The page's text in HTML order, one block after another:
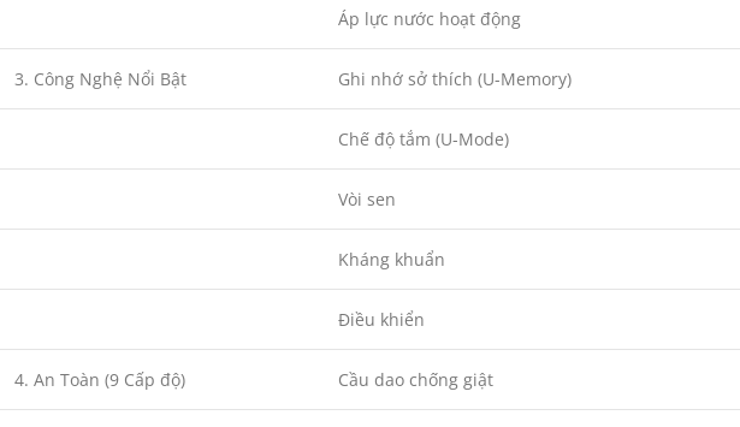
Áp lực nước hoạt động
3. Công Nghệ Nổi Bật Ghi nhớ sở thích (U-Memory)
Chế độ tắm (U-Mode)
Vòi sen
Kháng khuẩn
Điều khiển
4. An Toàn (9 Cấp độ) Cầu dao chống giật